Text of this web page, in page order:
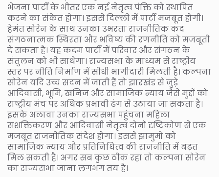
भेजना पार्टी के भीतर एक नई नेतृत्व पंक्ति को स्थापित
करने का संकेत होगा। इससे दिल्ली में पार्टी मजबूत होगी।
हेमंत सोरेन के साथ उनका उभरता राजनीतिक कद
संगठनात्मक स्थिरता और भविष्य की रणनीति को मजबूती
दे सकता है। यह कदम पार्टी में परिवार और संगठन के
संतुलन को भी साधेगा। राज्यसभा के माध्यम से राष्ट्रीय
स्तर पर नीति निर्माण में सीधी भागीदारी मिलती है। कल्पना
सोरेन यदि उच्च सदन में जाती हैं तो झारखंड से जुड़े
आदिवासी, भूमि, खनिज और सामाजिक न्याय जैसे मुद्दों को
राष्ट्रीय मंच पर अधिक प्रभावी ढंग से उठाया जा सकता है।
इसके अलावा उनका राज्यसभा पहुंचना महिला
सशक्तिकरण और आदिवासी नेतृत्व दोनों दृष्टिकोण से एक
मजबूत राजनीतिक संदेश होगा। इससे झामुमो को
सामाजिक न्याय और प्रतिनिधित्व की राजनीति में बढ़त
मिल सकती है। अगर सब कुछ ठीक रहा तो कल्पना सोरेन
का राज्यसभा जाना लगभग तय है।